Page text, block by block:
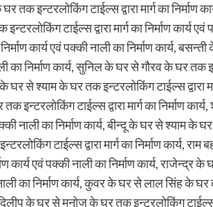
टाईल्स द्वारा मार्ग का निर्माण
टाईल्स द्वारा मार्ग का निर्माण कार्य एवं
निर्माण कार्य एवं पक्की नाली का निर्माण कार्य,
का निर्माण कार्य, सुनिल के घर से गौरव के घर तक
घर से श्याम के घर तक इन्टरलोकिंग टाईल्स द्वारा
इन्टरलोकिंग टाईल्स द्वारा मार्ग का निर्माण
नाली का निर्माण कार्य, बीन्दू के घर से श्याम के
टाईल्स द्वारा मार्ग का निर्माण कार्य,
कार्य एवं पक्की नाली का निर्माण कार्य,
नाली का निर्माण कार्य, कुवर के घर से लाल सिंह के घर
के घर से मनोज के घर तक इन्टरलोकिंग टाईल्स